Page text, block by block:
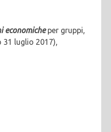
economicheper gruppi,
luglio 2017),